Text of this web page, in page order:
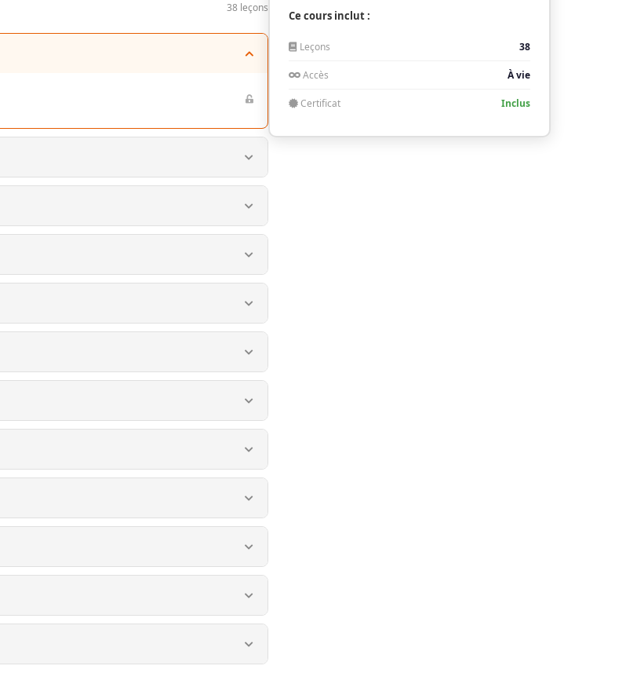
38 leçons
Ce cours inclut :
Leçons 38
Accès À vie
Certificat Inclus